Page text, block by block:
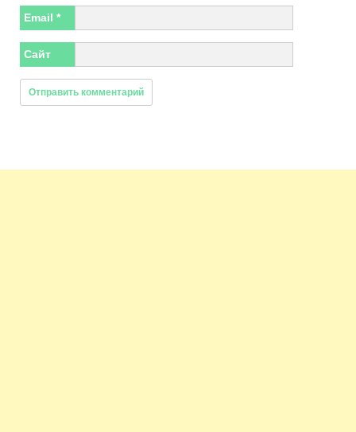
Email *
Сайт